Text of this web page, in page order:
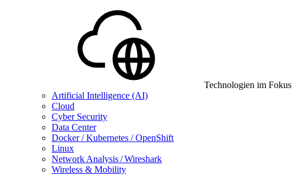
Technologien im Fokus
Artificial Intelligence (AI)
Cloud
Cyber Security
Data Center
Docker / Kubernetes / OpenShift
Linux
Network Analysis / Wireshark
Wireless & Mobility